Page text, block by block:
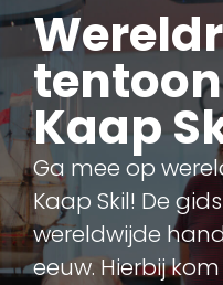
Kaap
Ga mee op
Kaap Skil! De
wereldwijde
eeuw. Hierbij